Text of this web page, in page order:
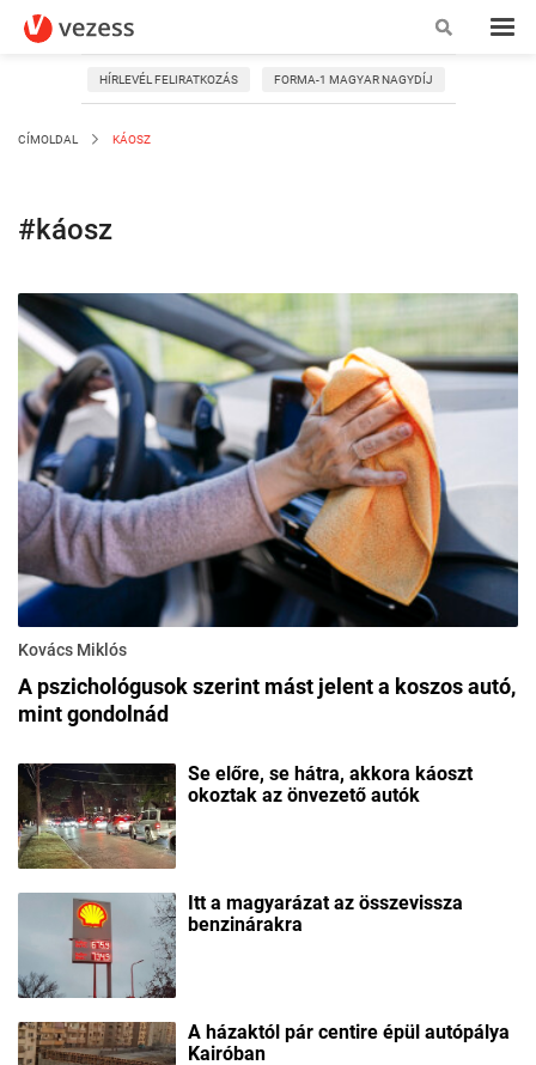
HÍRLEVÉL FELIRATKOZÁS FORMA-1 MAGYAR NAGYDÍJ
CÍMOLDAL KÁOSZ
#káosz
Kovács Miklós
A pszichológusok szerint mást jelent a koszos autó,
mint gondolnád
Se előre, se hátra, akkora káoszt
okoztak az önvezető autók
Itt a magyarázat az összevissza
benzinárakra
A házaktól pár centire épül autópálya
Kairóban